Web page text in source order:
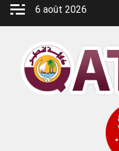
Aller
6 août 2026